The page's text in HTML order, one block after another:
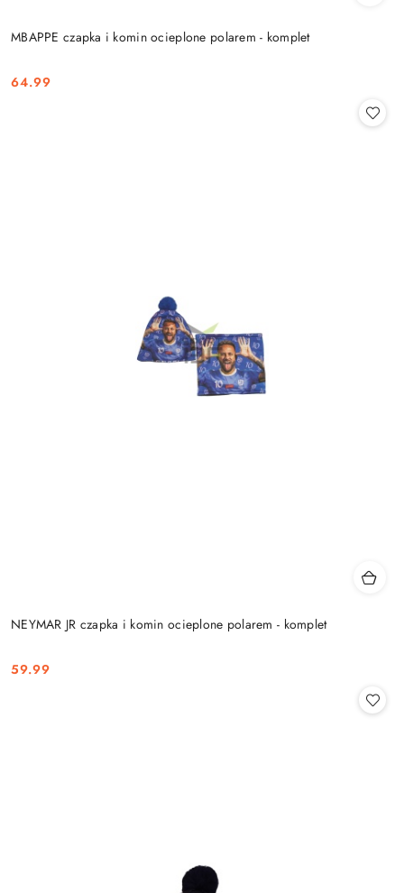
MBAPPE czapka i komin ocieplone polarem - komplet
Cena:
64.99
NEYMAR JR czapka i komin ocieplone polarem - komplet
Cena:
59.99